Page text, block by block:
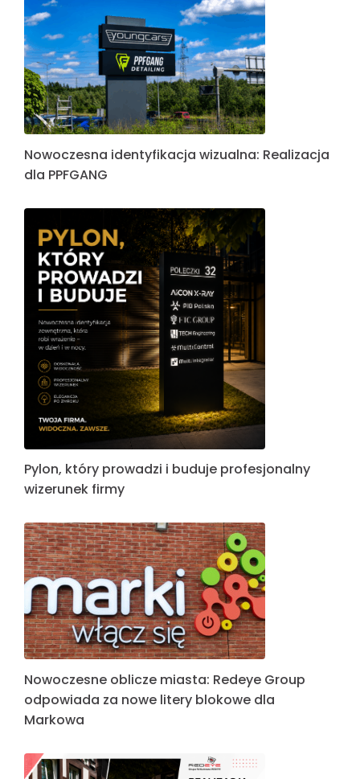
Nowoczesna identyfikacja wizualna: Realizacja
dla PPFGANG
Pylon, który prowadzi i buduje profesjonalny
wizerunek firmy
Nowoczesne oblicze miasta: Redeye Group
odpowiada za nowe litery blokowe dla
Markowa